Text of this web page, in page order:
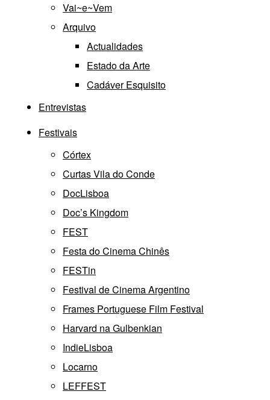
Vai~e~Vem
Arquivo
Actualidades
Estado da Arte
Cadáver Esquisito
Entrevistas
Festivais
Córtex
Curtas Vila do Conde
DocLisboa
Doc’s Kingdom
FEST
Festa do Cinema Chinês
FESTin
Festival de Cinema Argentino
Frames Portuguese Film Festival
Harvard na Gulbenkian
IndieLisboa
Locarno
LEFFEST